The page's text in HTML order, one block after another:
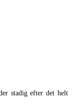
stadig efter det helt